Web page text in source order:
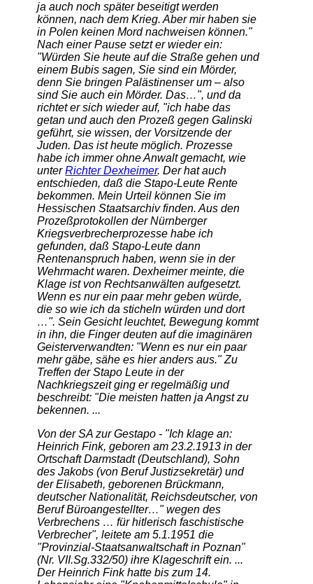
ja auch noch später beseitigt werden
können, nach dem Krieg. Aber mir haben sie
in Polen keinen Mord nachweisen können."
Nach einer Pause setzt er wieder ein:
"Würden Sie heute auf die Straße gehen und
einem Bubis sagen, Sie sind ein Mörder,
denn Sie bringen Palästinenser um – also
sind Sie auch ein Mörder. Das…", und da
richtet er sich wieder auf, "ich habe das
getan und auch den Prozeß gegen Galinski
geführt, sie wissen, der Vorsitzende der
Juden. Das ist heute möglich. Prozesse
habe ich immer ohne Anwalt gemacht, wie
unterRichter Dexheimer. Der hat auch
entschieden, daß die Stapo-Leute Rente
bekommen. Mein Urteil können Sie im
Hessischen Staatsarchiv finden. Aus den
Prozeßprotokollen der Nürnberger
Kriegsverbrecherprozesse habe ich
gefunden, daß Stapo-Leute dann
Rentenanspruch haben, wenn sie in der
Wehrmacht waren. Dexheimer meinte, die
Klage ist von Rechtsanwälten aufgesetzt.
Wenn es nur ein paar mehr geben würde,
die so wie ich da sticheln würden und dort
…". Sein Gesicht leuchtet, Bewegung kommt
in ihn, die Finger deuten auf die imaginären
Geisterverwandten: "Wenn es nur ein paar
mehr gäbe, sähe es hier anders aus." Zu
Treffen der Stapo Leute in der
Nachkriegszeit ging er regelmäßig und
beschreibt: "Die meisten hatten ja Angst zu
bekennen. ...
Von der SA zur Gestapo - "Ich klage an:
Heinrich Fink, geboren am 23.2.1913 in der
Ortschaft Darmstadt (Deutschland), Sohn
des Jakobs (von Beruf Justizsekretär) und
der Elisabeth, geborenen Brückmann,
deutscher Nationalität, Reichsdeutscher, von
Beruf Büroangestellter…" wegen des
Verbrechens … für hitlerisch faschistische
Verbrecher", leitete am 5.1.1951 die
"Provinzial-Staatsanwaltschaft in Poznan"
(Nr. VII.Sg.332/50) ihre Klageschrift ein. ...
Der Heinrich Fink hatte bis zum 14.